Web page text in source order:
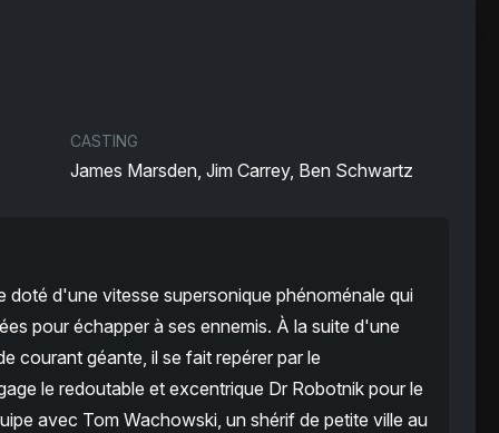
CASTING
James Marsden, Jim Carrey, Ben Schwartz
doté d'une vitesse supersonique phénoménale qui
pour échapper à ses ennemis. À la suite d'une
courant géante, il se fait repérer par le
le redoutable et excentrique Dr Robotnik pour le
avec Tom Wachowski, un shérif de petite ville au